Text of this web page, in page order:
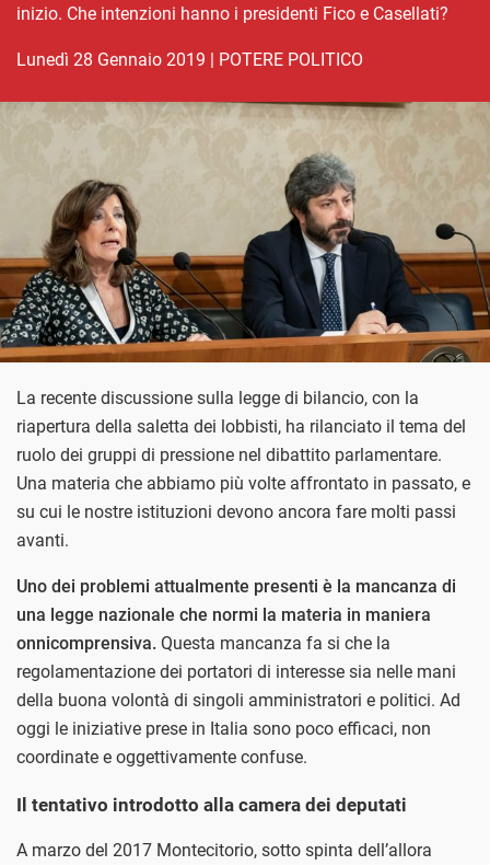
inizio. Che intenzioni hanno i presidenti Fico e Casellati?
lunedì 28 Gennaio 2019 | POTERE POLITICO
La recente discussione sulla legge di bilancio, con la
riapertura della saletta dei lobbisti, ha rilanciato il tema del
ruolo dei gruppi di pressione nel dibattito parlamentare.
Una materia che abbiamo più volte affrontato in passato, e
su cui le nostre istituzioni devono ancora fare molti passi
avanti.
Uno dei problemi attualmente presenti è la mancanza di
una legge nazionale che normi la materia in maniera
onnicomprensiva. Questa mancanza fa si che la
regolamentazione dei portatori di interesse sia nelle mani
della buona volontà di singoli amministratori e politici. Ad
oggi le iniziative prese in Italia sono poco efficaci, non
coordinate e oggettivamente confuse.
Il tentativo introdotto alla camera dei deputati
A marzo del 2017 Montecitorio, sotto spinta dell’allora